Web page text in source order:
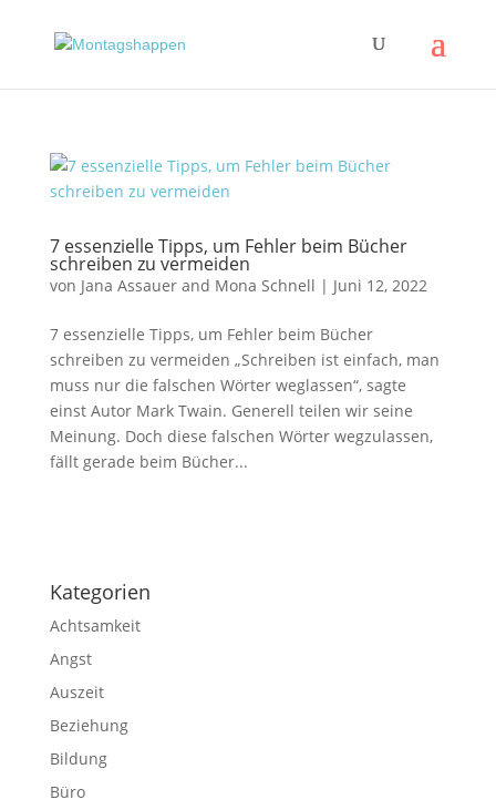
7 essenzielle Tipps, um Fehler beim Bücher
schreiben zu vermeiden
von Jana Assauerand Mona Schnell | Juni 12, 2022
7 essenzielle Tipps, um Fehler beim Bücher
schreiben zu vermeiden „Schreiben ist einfach, man
muss nur die falschen Wörter weglassen“, sagte
einst Autor Mark Twain. Generell teilen wir seine
Meinung. Doch diese falschen Wörter wegzulassen,
fällt gerade beim Bücher...
Kategorien
Achtsamkeit
Angst
Auszeit
Beziehung
Bildung
Büro